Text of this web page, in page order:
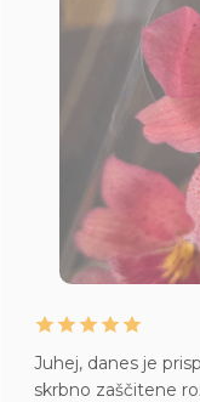
Juhej, danes je
skrbno zaščitene